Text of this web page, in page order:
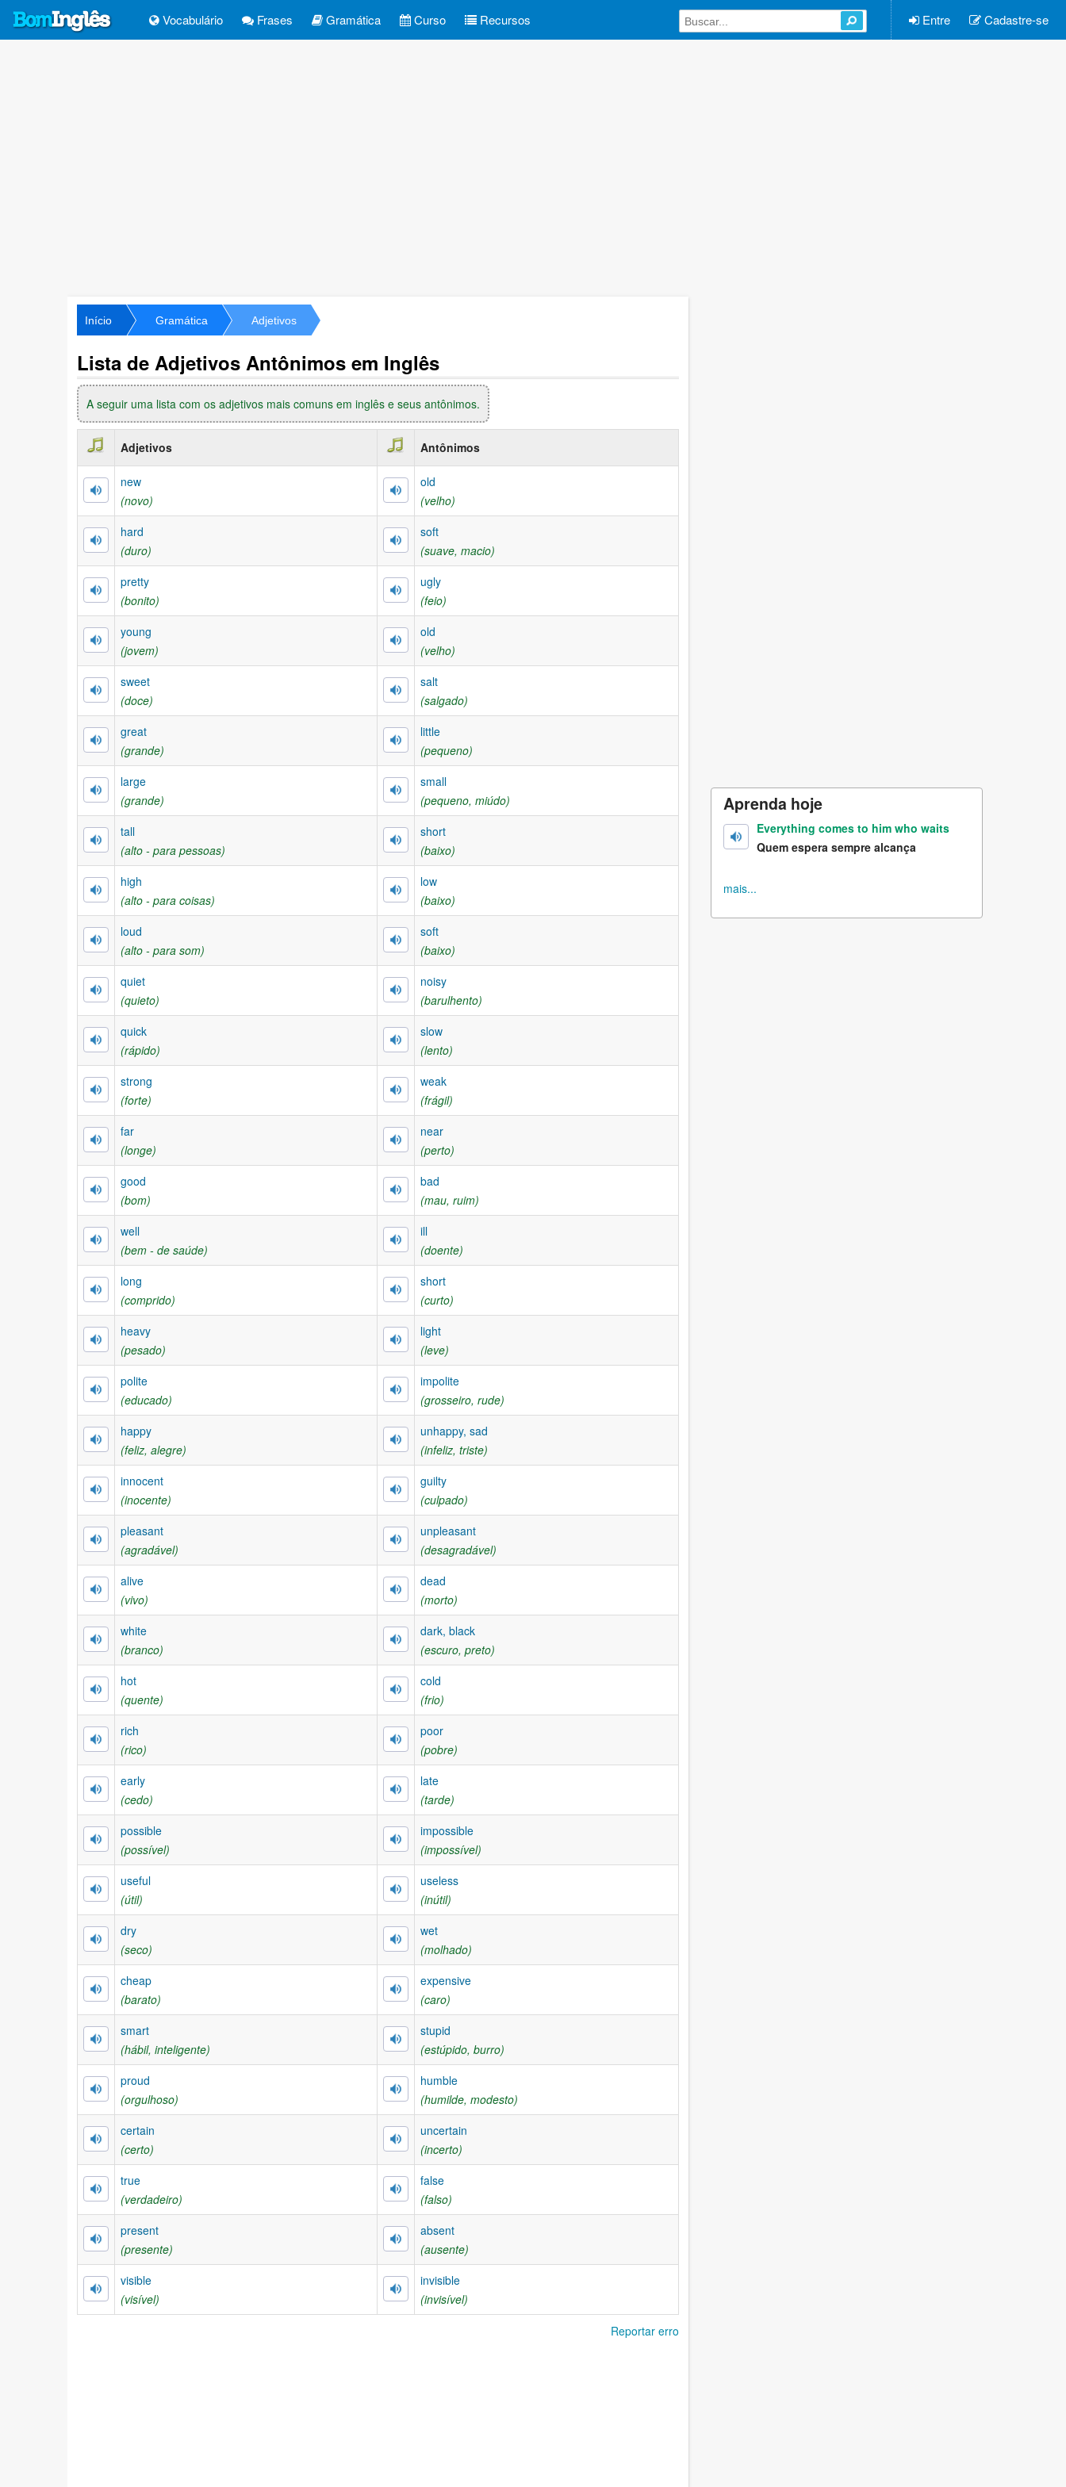
Vocabulário Frases Gramática Curso Recursos Entre Cadastre-se
Início Gramática Adjetivos
Lista de Adjetivos Antônimos em Inglês
A seguir uma lista com os adjetivos mais comuns em inglês e seus antônimos.
Adjetivos Antônimos
new
(novo)
old
(velho)
hard
(duro)
soft
(suave, macio)
pretty
(bonito)
ugly
(feio)
young
(jovem)
old
(velho)
sweet
(doce)
salt
(salgado)
great
(grande)
little
(pequeno)
large
(grande)
small
(pequeno, miúdo)
tall
(alto - para pessoas)
short
(baixo)
high
(alto - para coisas)
low
(baixo)
loud
(alto - para som)
soft
(baixo)
quiet
(quieto)
noisy
(barulhento)
quick
(rápido)
slow
(lento)
strong
(forte)
weak
(frágil)
far
(longe)
near
(perto)
good
(bom)
bad
(mau, ruim)
well
(bem - de saúde)
ill
(doente)
long
(comprido)
short
(curto)
heavy
(pesado)
light
(leve)
polite
(educado)
impolite
(grosseiro, rude)
happy
(feliz, alegre)
unhappy, sad
(infeliz, triste)
innocent
(inocente)
guilty
(culpado)
pleasant
(agradável)
unpleasant
(desagradável)
alive
(vivo)
dead
(morto)
white
(branco)
dark, black
(escuro, preto)
hot
(quente)
cold
(frio)
rich
(rico)
poor
(pobre)
early
(cedo)
late
(tarde)
possible
(possível)
impossible
(impossível)
useful
(útil)
useless
(inútil)
dry
(seco)
wet
(molhado)
cheap
(barato)
expensive
(caro)
smart
(hábil, inteligente)
stupid
(estúpido, burro)
proud
(orgulhoso)
humble
(humilde, modesto)
certain
(certo)
uncertain
(incerto)
true
(verdadeiro)
false
(falso)
present
(presente)
absent
(ausente)
visible
(visível)
invisible
(invisível)
Reportar erro
Aprenda hoje
Everything comes to him who waits
Quem espera sempre alcança
mais...